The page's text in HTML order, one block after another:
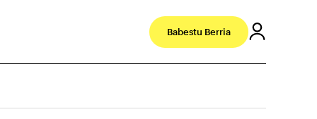
Babestu Berria